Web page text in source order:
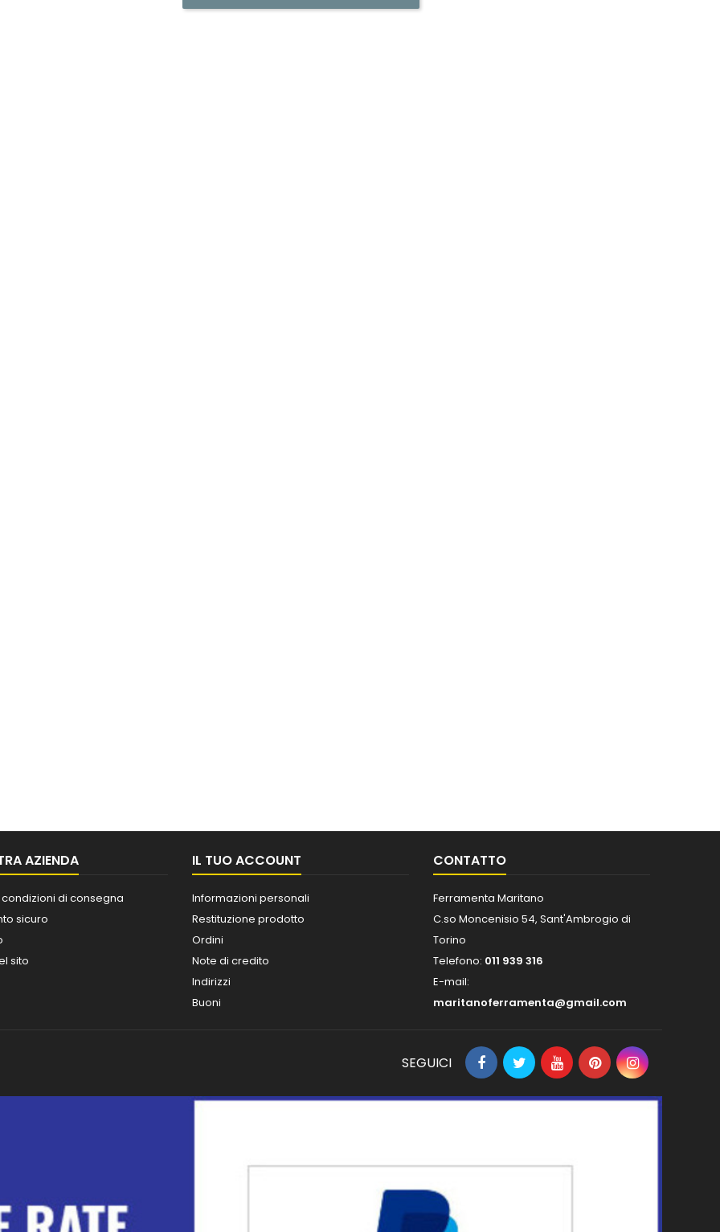
AZIENDA
di consegna
sicuro
sito
IL TUO ACCOUNT
Informazioni personali
Restituzione prodotto
Ordini
Note di credito
Indirizzi
Buoni
CONTATTO
Ferramenta Maritano
C.so Moncenisio 54, Sant'Ambrogio di
Torino
Telefono: 011 939 316
E-mail:
maritanoferramenta@gmail.com
SEGUICI